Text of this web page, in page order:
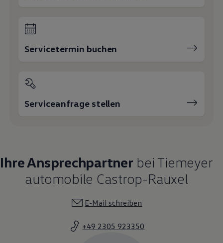
Servicetermin buchen
Serviceanfrage stellen
Ihre Ansprechpartnerbei Tiemeyer
automobile Castrop-Rauxel
E-Mail schreiben
+49 2305 923350